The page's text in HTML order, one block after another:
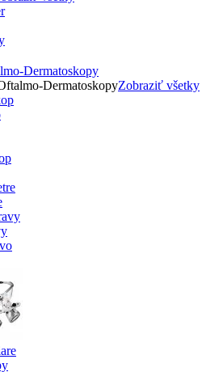
Dermatoskopy
DermatoskopyZobraziť všetky